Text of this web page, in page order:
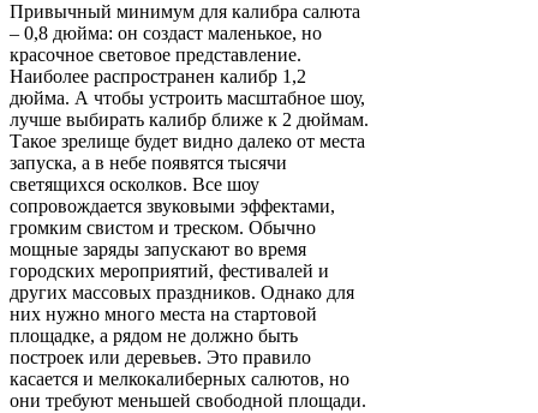
Привычный минимум для калибра салюта
– 0,8 дюйма: он создаст маленькое, но
красочное световое представление.
Наиболее распространен калибр 1,2
дюйма. А чтобы устроить масштабное шоу,
лучше выбирать калибр ближе к 2 дюймам.
Такое зрелище будет видно далеко от места
запуска, а в небе появятся тысячи
светящихся осколков. Все шоу
сопровождается звуковыми эффектами,
громким свистом и треском. Обычно
мощные заряды запускают во время
городских мероприятий, фестивалей и
других массовых праздников. Однако для
них нужно много места на стартовой
площадке, а рядом не должно быть
построек или деревьев. Это правило
касается и мелкокалиберных салютов, но
они требуют меньшей свободной площади.